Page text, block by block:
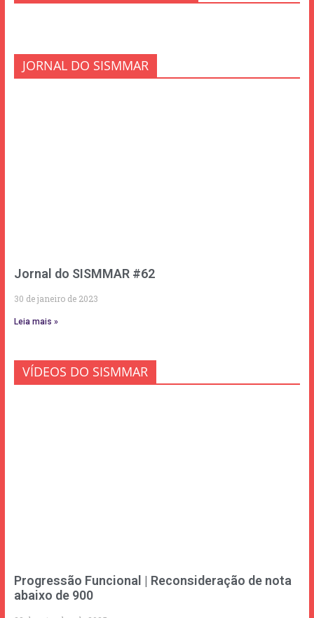
JORNAL DO SISMMAR
Jornal do SISMMAR #62
30 de janeiro de 2023
Leia mais »
VÍDEOS DO SISMMAR
Progressão Funcional | Reconsideração de nota
abaixo de 900